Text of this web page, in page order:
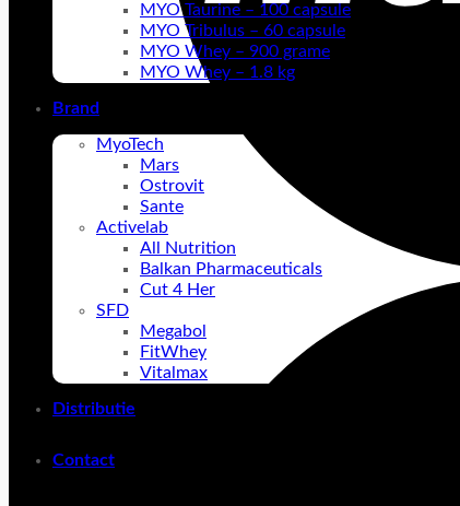
MYO Taurine – 100 capsule
MYO Tribulus – 60 capsule
MYO Whey – 900 grame
MYO Whey – 1.8 kg
Brand
MyoTech
Mars
Ostrovit
Sante
Activelab
All Nutrition
Balkan Pharmaceuticals
Cut 4 Her
SFD
Megabol
FitWhey
Vitalmax
Distributie
Contact